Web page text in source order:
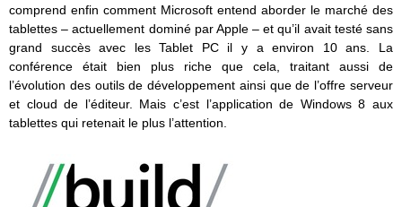
comprend enfin comment Microsoft entend aborder le marché des
tablettes – actuellement dominé par Apple – et qu’il avait testé sans
grand succès avec les Tablet PC il y a environ 10 ans. La
conférence était bien plus riche que cela, traitant aussi de
l’évolution des outils de développement ainsi que de l’offre serveur
et cloud de l’éditeur. Mais c’est l’application de Windows 8 aux
tablettes qui retenait le plus l’attention.